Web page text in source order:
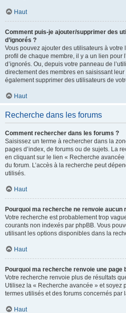
Haut
Comment puis-je ajouter/supprimer des
d’ignorés ?
Vous pouvez ajouter des utilisateurs à
profil de chaque membre, il y a un lien pour
d’ignorés. Ou, depuis votre panneau de
directement des membres en saisissant leur
également supprimer des utilisateurs de
Haut
Recherche dans les forums
Comment rechercher dans les forums ?
Saisissez un terme à rechercher dans la
pages d’index, de forums ou de sujets. La
en cliquant sur le lien « Recherche
du forum. L’accès à la recherche peut
utilisés.
Haut
Pourquoi ma recherche ne renvoie aucun
Votre recherche est probablement trop
courants non indexés par phpBB. Vous
utilisant les options disponibles dans la
Haut
Pourquoi ma recherche renvoie une page
Votre recherche renvoie plus de résultats
Utilisez la « Recherche avancée » et soyez
termes utilisés et des forums concernés par
Haut